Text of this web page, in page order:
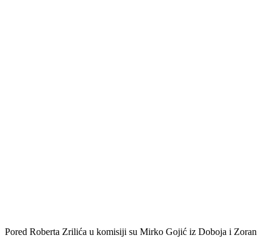
Pored Roberta Zrilića u komisiji su Mirko Gojić iz Doboja i Zoran